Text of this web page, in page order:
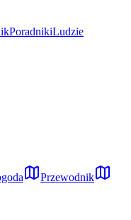
PoradnikiLudzie
Przewodnik